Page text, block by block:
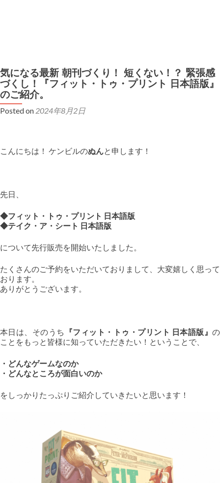
弊社ボードゲームの二次利用・イベント使用ガイドライン
気になる最新 朝刊づくり！ 短くない！？ 緊張感
づくし！『フィット・トゥ・プリント 日本語版』
のご紹介。
Posted on 2024年8月2日
こんにちは！ ケンビルのぬんと申します！
先日、
◆フィット・トゥ・プリント 日本語版
◆テイク・ア・シート 日本語版
について先行販売を開始いたしました。
たくさんのご予約をいただいておりまして、大変嬉しく思って
おります。
ありがとうございます。
本日は、そのうち 『フィット・トゥ・プリント 日本語版』の
ことをもっと皆様に知っていただきたい！ということで、
・どんなゲームなのか
・どんなところが面白いのか
をしっかりたっぷりご紹介していきたいと思います！